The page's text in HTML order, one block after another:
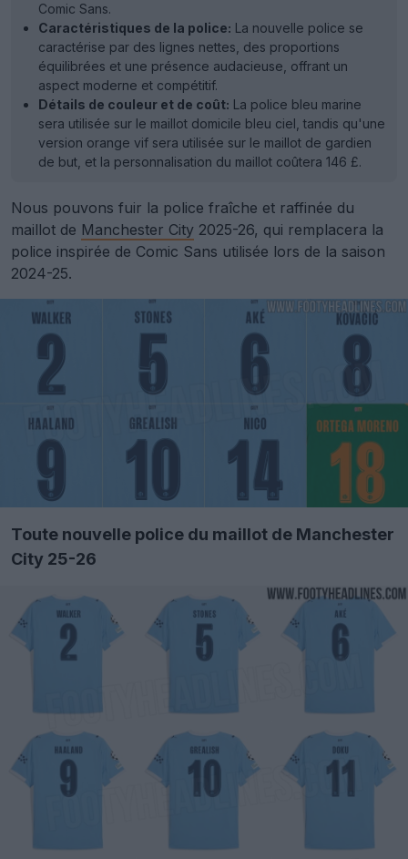
Comic Sans.
Caractéristiques de la police: La nouvelle police se
caractérise par des lignes nettes, des proportions
équilibrées et une présence audacieuse, offrant un
aspect moderne et compétitif.
Détails de couleur et de coût: La police bleu marine
sera utilisée sur le maillot domicile bleu ciel, tandis qu'une
version orange vif sera utilisée sur le maillot de gardien
de but, et la personnalisation du maillot coûtera 146 £.
Nous pouvons fuir la police fraîche et raffinée du
maillot de Manchester City 2025-26, qui remplacera la
police inspirée de Comic Sans utilisée lors de la saison
2024-25.
Toute nouvelle police du maillot de Manchester
City 25-26